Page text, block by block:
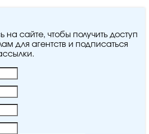
на сайте, чтобы получить доступ
для агентств и подписаться